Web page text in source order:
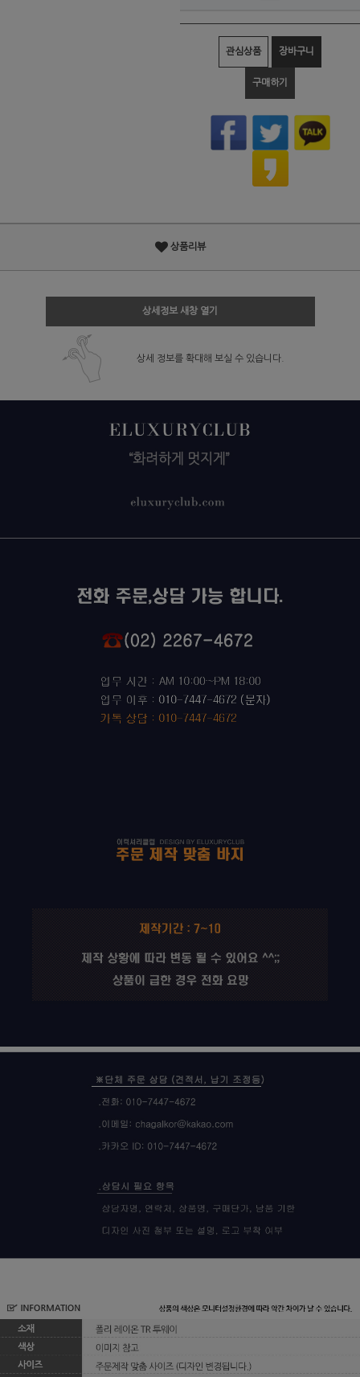
관심상품 장바구니
구매하기
상품리뷰
상세정보 새창 열기
상세 정보를 확대해 보실 수 있습니다.